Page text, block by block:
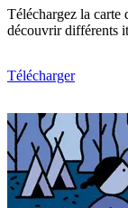
Téléchargez la carte
découvrir différents
Télécharger